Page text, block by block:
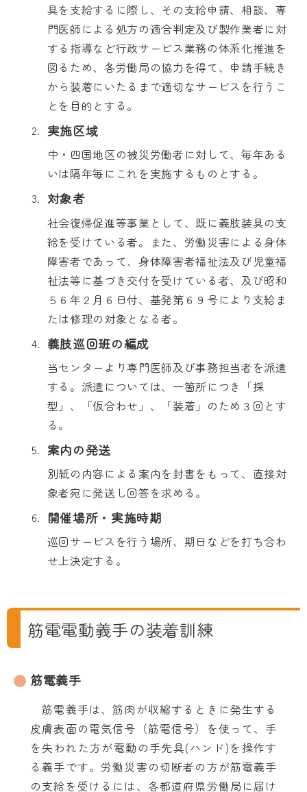
具を支給するに際し、その支給申請、相談、専
門医師による処方の適合判定及び製作業者に対
する指導など行政サービス業務の体系化推進を
図るため、各労働局の協力を得て、申請手続き
から装着にいたるまで適切なサービスを行うこ
とを目的とする。
実施区域
中・四国地区の被災労働者に対して、毎年ある
いは隔年毎にこれを実施するものとする。
対象者
社会復帰促進等事業として、既に義肢装具の支
給を受けている者。また、労働災害による身体
障害者であって、身体障害者福祉法及び児童福
祉法等に基づき交付を受けている者、及び昭和
５６年２月６日付、基発第６９号により支給ま
たは修理の対象となる者。
義肢巡回班の編成
当センターより専門医師及び事務担当者を派遣
する。派遣については、一箇所につき「採
型」、「仮合わせ」、「装着」のため３回とす
る。
案内の発送
別紙の内容による案内を封書をもって、直接対
象者宛に発送し回答を求める。
開催場所・実施時期
巡回サービスを行う場所、期日などを打ち合わ
せ上決定する。
筋電電動義手の装着訓練
筋電義手
筋電義手は、筋肉が収縮するときに発生する
皮膚表面の電気信号（筋電信号）を使って、手
を失われた方が電動の手先具(ハンド)を操作す
る義手です。労働災害の切断者の方が筋電義手
の支給を受けるには、各都道府県労働局に届け